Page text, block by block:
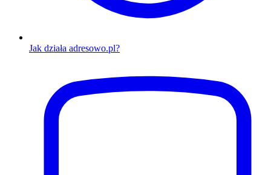
Jak działa adresowo.pl?